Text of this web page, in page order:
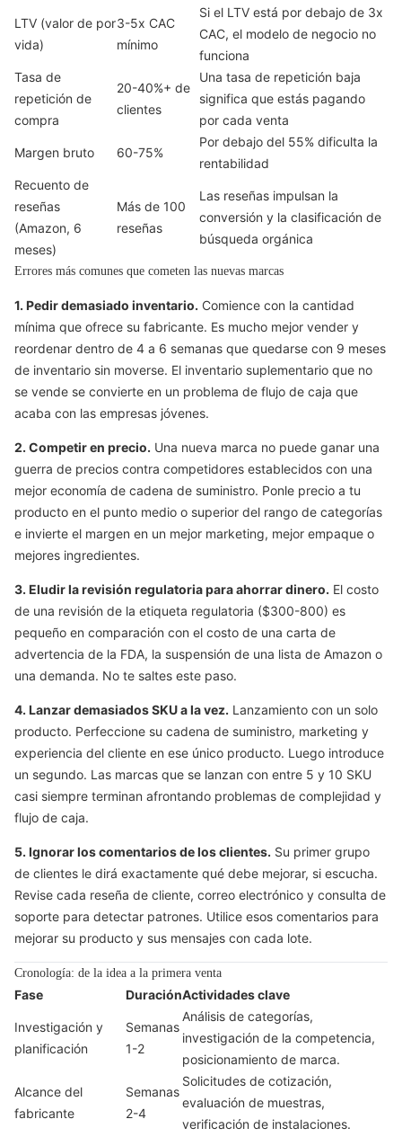
LTV (valor de por
vida)
3-5x CAC
mínimo
Si el LTV está por debajo de 3x
CAC, el modelo de negocio no
funciona
Tasa de
repetición de
compra
20-40%+ de
clientes
Una tasa de repetición baja
significa que estás pagando
por cada venta
Margen bruto 60-75%
Por debajo del 55% dificulta la
rentabilidad
Recuento de
reseñas
(Amazon, 6
meses)
Más de 100
reseñas
Las reseñas impulsan la
conversión y la clasificación de
búsqueda orgánica
Errores más comunes que cometen las nuevas marcas
1. Pedir demasiado inventario. Comience con la cantidad
mínima que ofrece su fabricante. Es mucho mejor vender y
reordenar dentro de 4 a 6 semanas que quedarse con 9 meses
de inventario sin moverse. El inventario suplementario que no
se vende se convierte en un problema de flujo de caja que
acaba con las empresas jóvenes.
2. Competir en precio. Una nueva marca no puede ganar una
guerra de precios contra competidores establecidos con una
mejor economía de cadena de suministro. Ponle precio a tu
producto en el punto medio o superior del rango de categorías
e invierte el margen en un mejor marketing, mejor empaque o
mejores ingredientes.
3. Eludir la revisión regulatoria para ahorrar dinero. El costo
de una revisión de la etiqueta regulatoria ($300-800) es
pequeño en comparación con el costo de una carta de
advertencia de la FDA, la suspensión de una lista de Amazon o
una demanda. No te saltes este paso.
4. Lanzar demasiados SKU a la vez. Lanzamiento con un solo
producto. Perfeccione su cadena de suministro, marketing y
experiencia del cliente en ese único producto. Luego introduce
un segundo. Las marcas que se lanzan con entre 5 y 10 SKU
casi siempre terminan afrontando problemas de complejidad y
flujo de caja.
5. Ignorar los comentarios de los clientes. Su primer grupo
de clientes le dirá exactamente qué debe mejorar, si escucha.
Revise cada reseña de cliente, correo electrónico y consulta de
soporte para detectar patrones. Utilice esos comentarios para
mejorar su producto y sus mensajes con cada lote.
Cronología: de la idea a la primera venta
Fase DuraciónActividades clave
Investigación y
planificación
Semanas
1-2
Análisis de categorías,
investigación de la competencia,
posicionamiento de marca.
Alcance del
fabricante
Semanas
2-4
Solicitudes de cotización,
evaluación de muestras,
verificación de instalaciones.